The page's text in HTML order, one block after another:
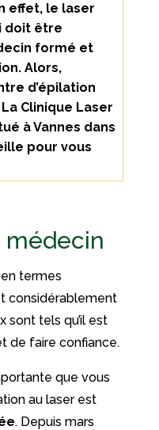
effet, le laser
doit être
formé et
Alors,
d’épilation
Clinique Laser
à Vannes dans
pour vous
médecin
en termes
considérablement
sont tels qu’il est
de faire confiance.
que vous
au laser est
. Depuis mars